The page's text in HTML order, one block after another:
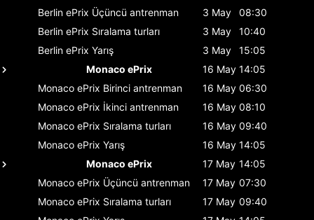
Berlin ePrix Üçüncü antrenman 3 May
08:30
Berlin ePrix Sıralama turları 3 May
10:40
Berlin ePrix Yarış 3 May
15:05
Monaco ePrix
16 May 14:05
Monaco ePrix Birinci antrenman 16 May 06:30
Monaco ePrix İkinci antrenman 16 May 08:10
Monaco ePrix Sıralama turları 16 May 09:40
Monaco ePrix Yarış 16 May 14:05
Monaco ePrix
17 May 14:05
Monaco ePrix Üçüncü antrenman 17 May 07:30
Monaco ePrix Sıralama turları 17 May 09:40